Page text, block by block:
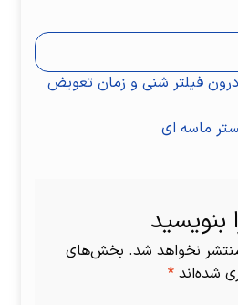
فیلتر شنی و زمان تعویض
ماسه ای
بنویسید
نخواهد شد. بخش‌های
شده‌اند *